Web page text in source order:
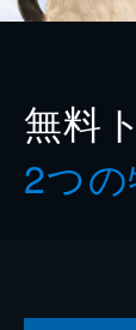
無料
2つ